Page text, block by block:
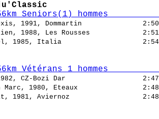
Seniors(1) hommes
Alexis, 1991, Dommartin
1988, Les Rousses
Daniel, 1985, Italia
Vétérans 1 hommes
1982, CZ-Bozi Dar
Marc, 1980, Eteaux
Benoît, 1981, Aviernoz